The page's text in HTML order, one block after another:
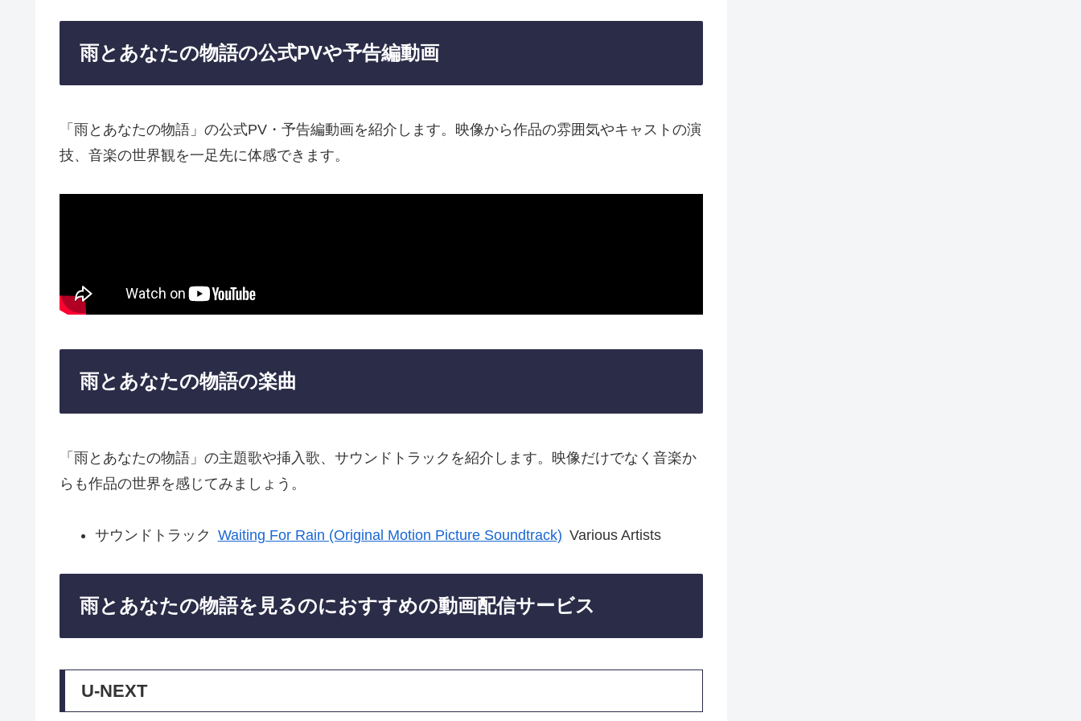
雨とあなたの物語の公式PVや予告編動画
「雨とあなたの物語」の公式PV・予告編動画を紹介します。映像から作品の雰囲気やキャストの演
技、音楽の世界観を一足先に体感できます。
雨とあなたの物語の楽曲
「雨とあなたの物語」の主題歌や挿入歌、サウンドトラックを紹介します。映像だけでなく音楽か
らも作品の世界を感じてみましょう。
サウンドトラック Waiting For Rain (Original Motion Picture Soundtrack) Various Artists
雨とあなたの物語を見るのにおすすめの動画配信サービス
U-NEXT